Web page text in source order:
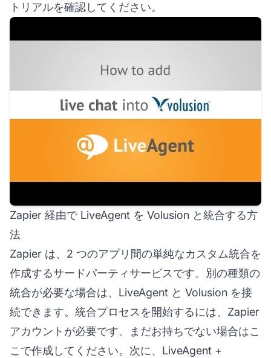
トリアルを確認してください。
Zapier 経由で LiveAgent を Volusion と統合する方
法
Zapier は、2 つのアプリ間の単純なカスタム統合を
作成するサードパーティサービスです。別の種類の
統合が必要な場合は、LiveAgent と Volusion を接
続できます。統合プロセスを開始するには、Zapier
アカウントが必要です。まだお持ちでない場合はこ
こで作成してください。次に、LiveAgent +